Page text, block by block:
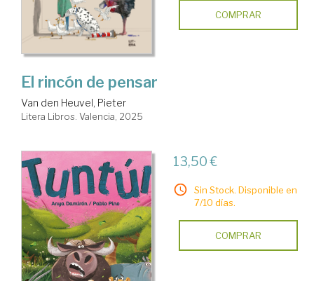
COMPRAR
El rincón de pensar
Van den Heuvel, Pieter
Litera Libros. Valencia, 2025
13,50 €
Sin Stock. Disponible en
7/10 días.
COMPRAR